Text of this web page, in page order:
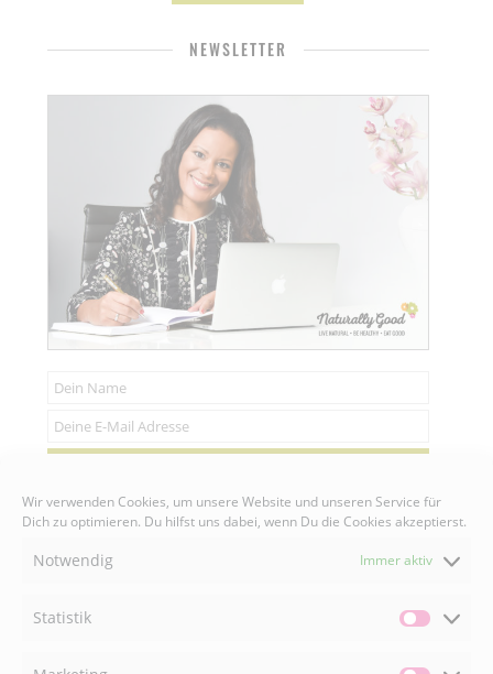
Wir verwenden Cookies, um unsere Website und unseren Service für
Dich zu optimieren. Du hilfst uns dabei, wenn Du die Cookies akzeptierst.
Notwendig Immer aktiv
Statistik
NEWSLETTER
